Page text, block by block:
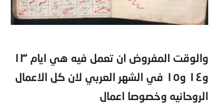
والوقت المفروض ان تعمل فيه هي ايام ١٣
و١٤ و١٥ في الشهر العربي لان كل الاعمال
الروحانيه وخصوصا اعمال